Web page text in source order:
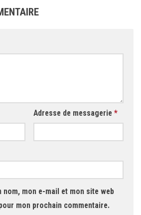
Adresse de messagerie *
nom, mon e-mail et mon site web
mon prochain commentaire.